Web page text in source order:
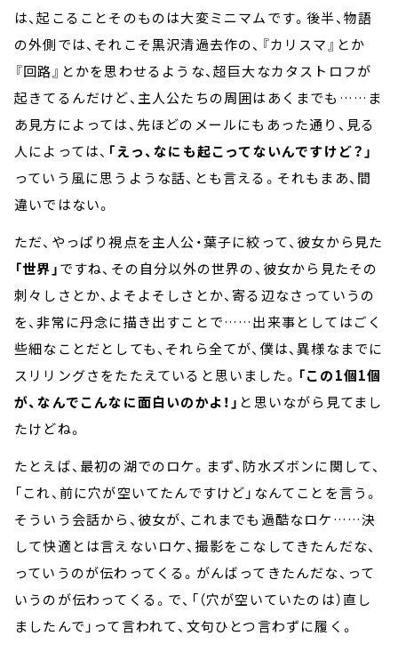
は、起こることそのものは大変ミニマムです。後半、物語
の外側では、それこそ黒沢清過去作の、『カリスマ』とか
『回路』とかを思わせるような、超巨大なカタストロフが
起きてるんだけど、主人公たちの周囲はあくまでも……ま
あ見方によっては、先ほどのメールにもあった通り、見る
人によっては、 「えっ、なにも起こってないんですけど？」
っていう風に思うような話、とも言える。それもまあ、間
違いではない。
ただ、やっぱり視点を主人公・葉子に絞って、彼女から見た
「世界」ですね、その自分以外の世界の、彼女から見たその
刺々しさとか、よそよそしさとか、寄る辺なさっていうの
を、非常に丹念に描き出すことで……出来事としてはごく
些細なことだとしても、それら全てが、僕は、異様なまでに
スリリングさをたたえていると思いました。 「この1個1個
が、なんでこんなに面白いのかよ！」 と思いながら見てまし
たけどね。
たとえば、最初の湖でのロケ。まず、防水ズボンに関して、
「これ、前に穴が空いてたんですけど」なんてことを言う。
そういう会話から、彼女が、これまでも過酷なロケ……決
して快適とは言えないロケ、撮影をこなしてきたんだな、
っていうのが伝わってくる。がんばってきたんだな、って
いうのが伝わってくる。で、「（穴が空いていたのは）直し
ましたんで」って言われて、文句ひとつ言わずに履く。